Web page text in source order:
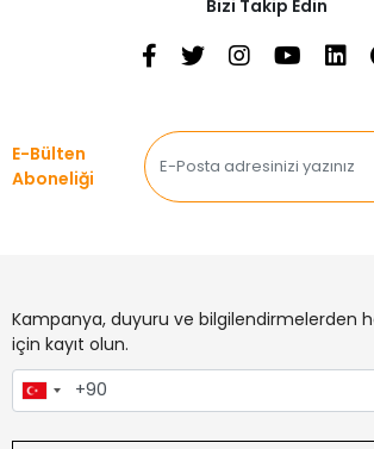
Bizi Takip Edin
E-Bülten
Aboneliği
Kampanya, duyuru ve bilgilendirmelerden
için kayıt olun.